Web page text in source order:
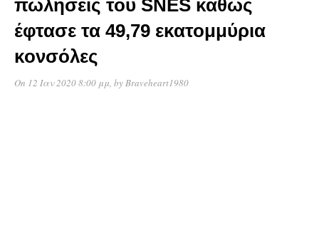
πωλήσεις του SNES καθώς
έφτασε τα 49,79 εκατομμύρια
κονσόλες
On 12 Ιαν 2020 8:00 μμ, byBraveheart1980